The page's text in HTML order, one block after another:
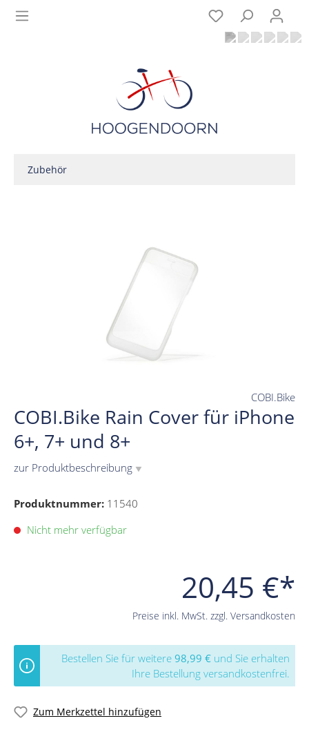
Zubehör
COBI.Bike Rain Cover für iPhone
6+, 7+ und 8+
zur Produktbeschreibung ▼
COBI.Bike
Produktnummer: 11540
20,45 €*
Preise inkl. MwSt. zzgl. Versandkosten
Nicht mehr verfügbar
Bestellen Sie für weitere 98,99 € und Sie erhalten
Ihre Bestellung versandkostenfrei.
Zum Merkzettel hinzufügen